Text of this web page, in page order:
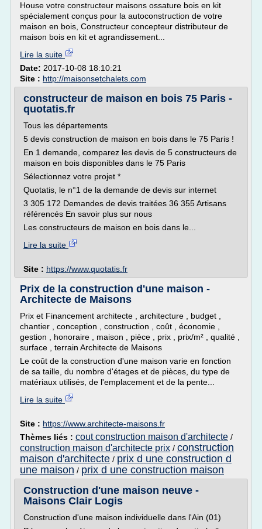
House votre constructeur maisons ossature bois en kit
spécialement conçus pour la autoconstruction de votre
maison en bois, Constructeur concepteur distributeur de
maison bois en kit et agrandissement...
Lire la suite
Date: 2017-10-08 18:10:21
Site : http://maisonsetchalets.com
constructeur de maison en bois 75 Paris -
quotatis.fr
Tous les départements
5 devis construction de maison en bois dans le 75 Paris !
En 1 demande, comparez les devis de 5 constructeurs de
maison en bois disponibles dans le 75 Paris
Sélectionnez votre projet *
Quotatis, le n°1 de la demande de devis sur internet
3 305 172 Demandes de devis traitées 36 355 Artisans
référencés En savoir plus sur nous
Les constructeurs de maison en bois dans le...
Lire la suite
Site : https://www.quotatis.fr
Prix de la construction d'une maison -
Architecte de Maisons
Prix et Financement architecte , architecture , budget ,
chantier , conception , construction , coût , économie ,
gestion , honoraire , maison , pièce , prix , prix/m² , qualité ,
surface , terrain Architecte de Maisons
Le coût de la construction d'une maison varie en fonction
de sa taille, du nombre d'étages et de pièces, du type de
matériaux utilisés, de l'emplacement et de la pente...
Lire la suite
Site : https://www.architecte-maisons.fr
Thèmes liés : cout construction maison d'architecte /
construction maison d'architecte prix / construction
maison d'architecte / prix d une construction d
une maison / prix d une construction maison
Construction d'une maison neuve -
Maisons Clair Logis
Construction d'une maison individuelle dans l'Ain (01)